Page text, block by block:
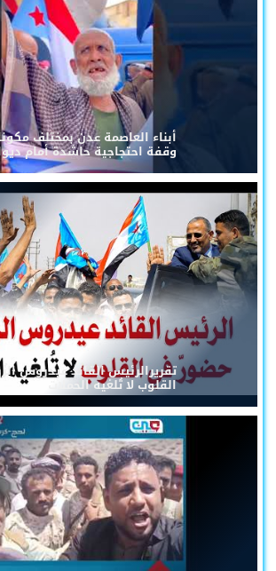
أبناء العاصمة عدن بمختلف
وقفة احتجاجية حاشدة أمام
تقريرالرئيس القائد عيدروس
القلوب لا تُلغيه الحملات